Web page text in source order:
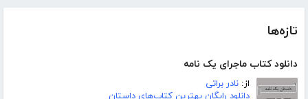
تازه‌ها
دانلود کتاب ماجرای یک نامه
از: نادر براتی
دانلود رایگان بهترین کتاب‌های داستان